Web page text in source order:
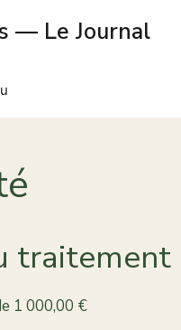
— Le Journal
traitement
1 000,00 €